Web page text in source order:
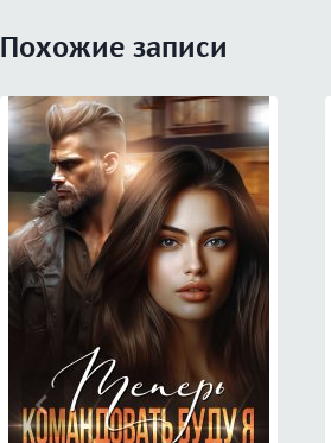
Похожие записи